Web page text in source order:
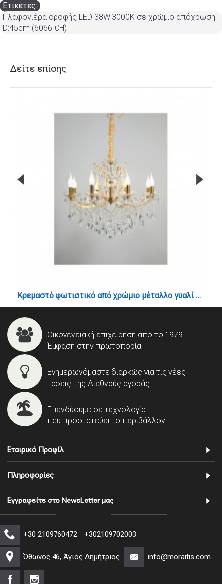
Ετικέτες:
Πλαφονιέρα οροφής LED 38W 3000Κ σε χρώμιο απόχρωση
D:45cm (6066-CH)
Δείτε επίσης
Κρεμαστό φωτιστικό από χρώμιο μέταλλο γυαλί και κρύσταλλα 8XE14 D:80cm (5244-8-Χρώμιο)
Οικογενειακή επιχείρηση από το 1979
Έμφαση στην πρωτοπορία
Ενημερωνόμαστε διαρκώς για τις νέες
τάσεις της Διεθνούς αγοράς
Επενδύουμε σε τεχνολογία
που προστατεύει το περιβάλλον
Εταιρικό Προφίλ
Πληροφορίες
Εγγραφείτε στο NewsLetter μας
+30 2109760472 +302109702003
Όθωνος 46, Άγιος Δημήτριος info@moraitis.com